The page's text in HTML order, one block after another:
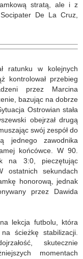
stratą, ale i z
De La Cruz,
ratunku w kolejnych
kontrolował przebieg
przez Marcina
bazując na dobrze
Ostrowian stała
obejrzał drugą
swój zespół do
jednego zawodnika
końcówce. W 90.
na 3:0, pieczętując
ostatnich sekundach
honorową, jednak
przez Dawida
lekcja futbolu, która
ścieżkę stabilizacji.
skutecznie
momentach